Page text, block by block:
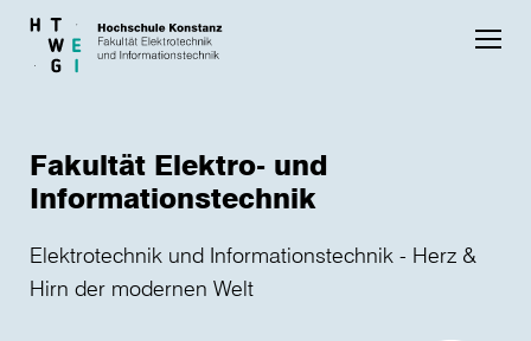
Skip to main content
Fakultät Elektro- und
Informationstechnik
Elektrotechnik und Informationstechnik - Herz &
Hirn der modernen Welt